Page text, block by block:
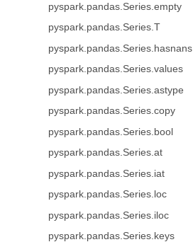
pyspark.pandas.Series.empty
pyspark.pandas.Series.T
pyspark.pandas.Series.hasnans
pyspark.pandas.Series.values
pyspark.pandas.Series.astype
pyspark.pandas.Series.copy
pyspark.pandas.Series.bool
pyspark.pandas.Series.at
pyspark.pandas.Series.iat
pyspark.pandas.Series.loc
pyspark.pandas.Series.iloc
pyspark.pandas.Series.keys